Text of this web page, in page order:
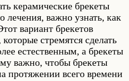
керамические брекеты
лечения, важно узнать, как
вариант брекетов
стремятся сделать
естественным, а брекеты
важно, чтобы брекеты
протяжении всего времени